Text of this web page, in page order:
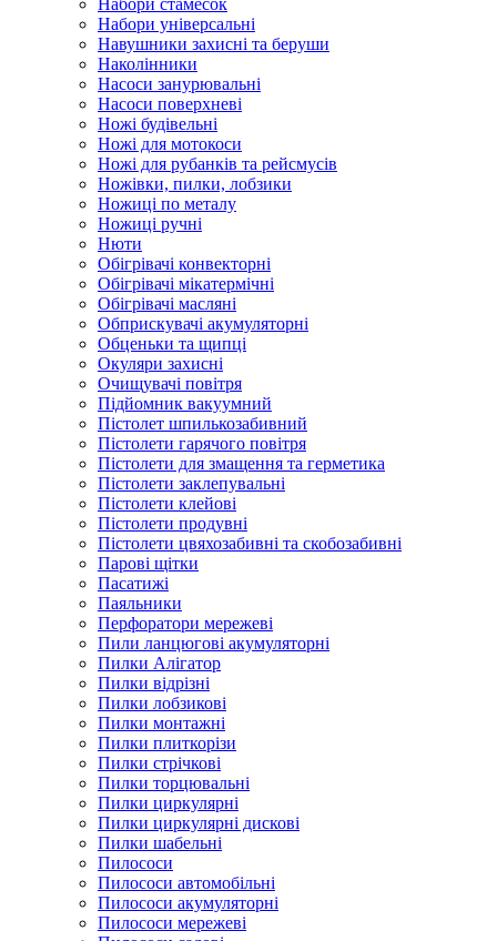
Набори стамесок
Набори універсальні
Навушники захисні та беруши
Наколінники
Насоси занурювальні
Насоси поверхневі
Ножі будівельні
Ножі для мотокоси
Ножі для рубанків та рейсмусів
Ножівки, пилки, лобзики
Ножиці по металу
Ножиці ручні
Нюти
Обігрівачі конвекторні
Обігрівачі мікатермічні
Обігрівачі масляні
Обприскувачі акумуляторні
Обценьки та щипці
Окуляри захисні
Очищувачі повітря
Підйомник вакуумний
Пістолет шпилькозабивний
Пістолети гарячого повітря
Пістолети для змащення та герметика
Пістолети заклепувальні
Пістолети клейові
Пістолети продувні
Пістолети цвяхозабивні та скобозабивні
Парові щітки
Пасатижі
Паяльники
Перфоратори мережеві
Пили ланцюгові акумуляторні
Пилки Алігатор
Пилки відрізні
Пилки лобзикові
Пилки монтажні
Пилки плиткорізи
Пилки стрічкові
Пилки торцювальні
Пилки циркулярні
Пилки циркулярні дискові
Пилки шабельні
Пилососи
Пилососи автомобільні
Пилососи акумуляторні
Пилососи мережеві